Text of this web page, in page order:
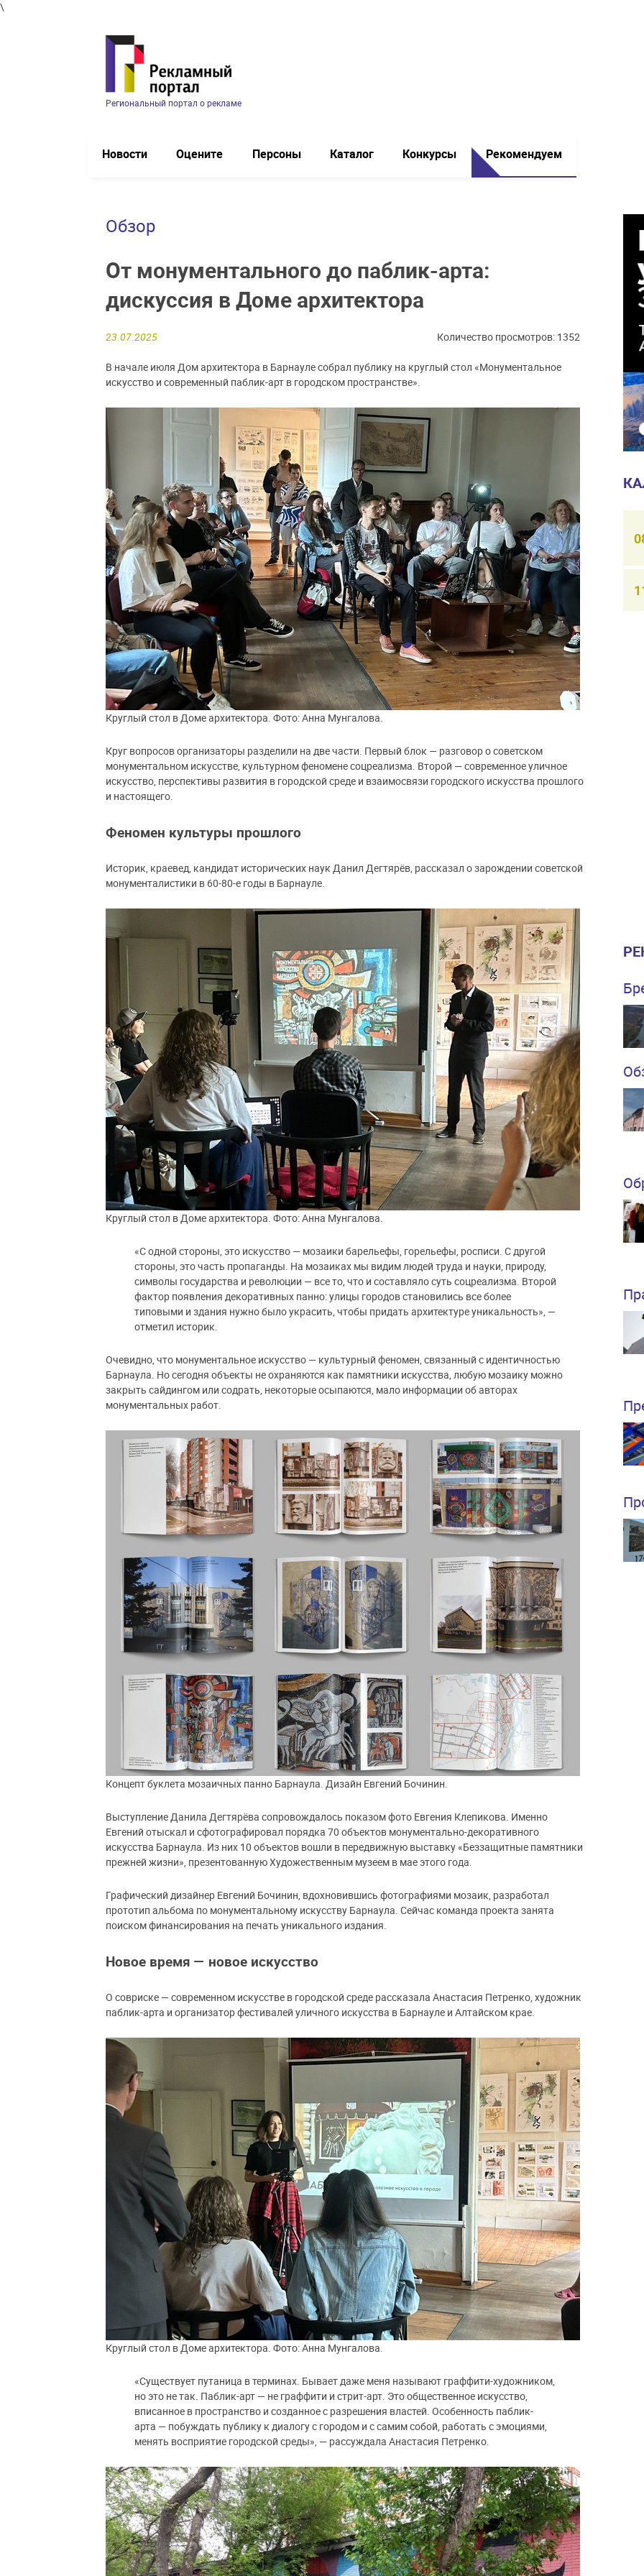
\
Региональный портал о рекламе
Новости Оцените Персоны Каталог Конкурсы Рекомендуем
Обзор
От монументального до паблик-арта:
дискуссия в Доме архитектора
23.07.2025 Количество просмотров: 1352
В начале июля Дом архитектора в Барнауле собрал публику на круглый стол «Монументальное
искусство и современный паблик-арт в городском пространстве».
Круглый стол в Доме архитектора. Фото: Анна Мунгалова.
Круг вопросов организаторы разделили на две части. Первый блок — разговор о советском
монументальном искусстве, культурном феномене соцреализма. Второй — современное уличное
искусство, перспективы развития в городской среде и взаимосвязи городского искусства прошлого
и настоящего.
Феномен культуры прошлого
Историк, краевед, кандидат исторических наук Данил Дегтярёв, рассказал о зарождении советской
монументалистики в 60-80-е годы в Барнауле.
Круглый стол в Доме архитектора. Фото: Анна Мунгалова.
«С одной стороны, это искусство — мозаики барельефы, горельефы, росписи. С другой
стороны, это часть пропаганды. На мозаиках мы видим людей труда и науки, природу,
символы государства и революции — все то, что и составляло суть соцреализма. Второй
фактор появления декоративных панно: улицы городов становились все более
типовыми и здания нужно было украсить, чтобы придать архитектуре уникальность», —
отметил историк.
Очевидно, что монументальное искусство — культурный феномен, связанный с идентичностью
Барнаула. Но сегодня объекты не охраняются как памятники искусства, любую мозаику можно
закрыть сайдингом или содрать, некоторые осыпаются, мало информации об авторах
монументальных работ.
Концепт буклета мозаичных панно Барнаула. Дизайн Евгений Бочинин.
Выступление Данила Дегтярёва сопровождалось показом фото Евгения Клепикова. Именно
Евгений отыскал и сфотографировал порядка 70 объектов монументально-декоративного
искусства Барнаула. Из них 10 объектов вошли в передвижную выставку «Беззащитные памятники
прежней жизни», презентованную Художественным музеем в мае этого года.
Графический дизайнер Евгений Бочинин, вдохновившись фотографиями мозаик, разработал
прототип альбома по монументальному искусству Барнаула. Сейчас команда проекта занята
поиском финансирования на печать уникального издания.
Новое время — новое искусство
О совриске — современном искусстве в городской среде рассказала Анастасия Петренко, художник
паблик-арта и организатор фестивалей уличного искусства в Барнауле и Алтайском крае.
Круглый стол в Доме архитектора. Фото: Анна Мунгалова.
«Существует путаница в терминах. Бывает даже меня называют граффити-художником,
но это не так. Паблик-арт — не граффити и стрит-арт. Это общественное искусство,
вписанное в пространство и созданное с разрешения властей. Особенность паблик-
арта — побуждать публику к диалогу с городом и с самим собой, работать с эмоциями,
менять восприятие городской среды», — рассуждала Анастасия Петренко.